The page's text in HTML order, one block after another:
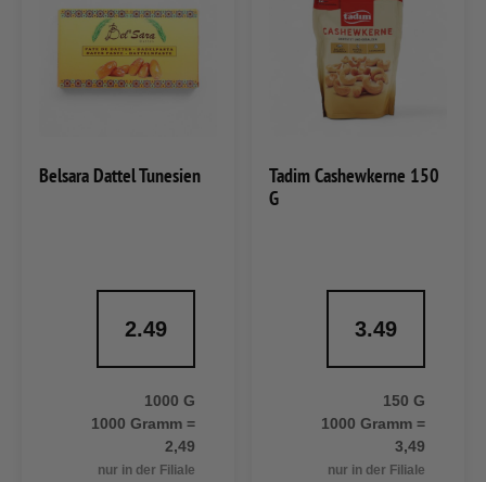
Belsara Dattel Tunesien
2.49
1000 G
1000 Gramm =
2,49
nur in der Filiale
Tadim Cashewkerne 150
G
3.49
150 G
1000 Gramm =
3,49
nur in der Filiale